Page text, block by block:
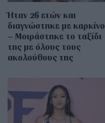
Ήταν 26 ετών και
διαγνώστηκε με καρκίνο
– Μοιράστηκε το ταξίδι
της με όλους τους
ακολούθους της